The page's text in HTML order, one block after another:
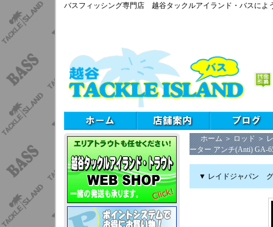
バスフィッシング専門店 越谷タックルアイランド・バスによ
ホーム ＞ ロッド ＞
ーター アンチ(Anti)
▼ レイドジャパン グ